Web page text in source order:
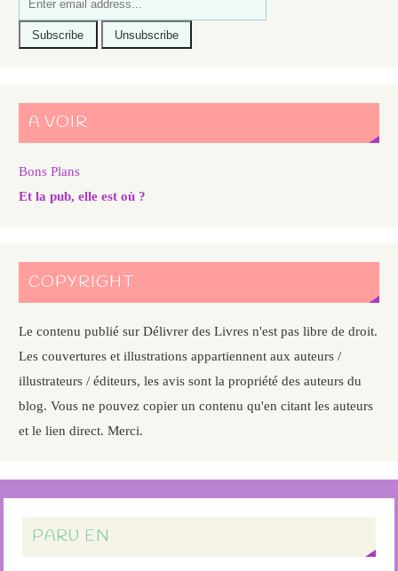
A VOIR
Bons Plans
Et la pub, elle est où ?
COPYRIGHT
Le contenu publié sur Délivrer des Livres n'est pas libre de droit.
Les couvertures et illustrations appartiennent aux auteurs /
illustrateurs / éditeurs, les avis sont la propriété des auteurs du
blog. Vous ne pouvez copier un contenu qu'en citant les auteurs
et le lien direct. Merci.
PARU EN